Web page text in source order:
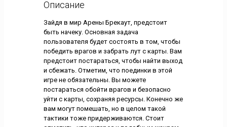
Описание
Зайдя в мир Арены Брекаут, предстоит
быть начеку. Основная задача
пользователя будет состоять в том, чтобы
победить врагов и забрать лут с карты. Вам
предстоит постараться, чтобы найти выход
и сбежать. Отметим, что поединки в этой
игре не обязательны. Вы можете
постараться обойти врагов и безопасно
уйти с карты, сохраняя ресурсы. Конечно же
вам могут помешать, но в целом такой
тактики тоже придерживаются. Стоит